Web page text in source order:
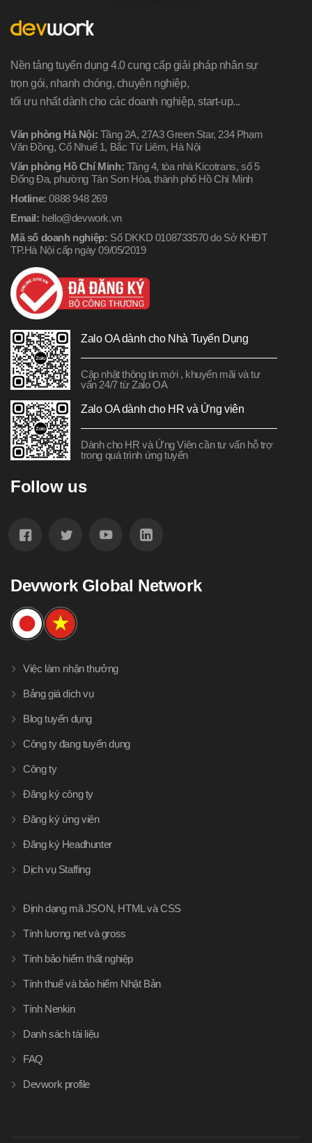
Nền tảng tuyển dụng 4.0 cung cấp giải pháp nhân sự
trọn gói, nhanh chóng, chuyên nghiệp,
tối ưu nhất dành cho các doanh nghiệp, start-up...
Văn phòng Hà Nội: Tầng 2A, 27A3 Green Star, 234 Phạm
Văn Đồng, Cổ Nhuế 1, Bắc Từ Liêm, Hà Nội
Văn phòng Hồ Chí Minh: Tầng 4, tòa nhà Kicotrans, số 5
Đống Đa, phường Tân Sơn Hòa, thành phố Hồ Chí Minh
Hotline: 0888 948 269
Email: hello@devwork.vn
Mã số doanh nghiệp: Số DKKD 0108733570 do Sở KHĐT
TP.Hà Nội cấp ngày 09/05/2019
Zalo OA dành cho Nhà Tuyển Dụng
Cập nhật thông tin mới , khuyến mãi và tư
vấn 24/7 từ Zalo OA
Zalo OA dành cho HR và Ứng viên
Dành cho HR và Ứng Viên cần tư vấn hỗ trợ
trong quá trình ứng tuyển
Follow us
Devwork Global Network
Việc làm nhận thưởng
Bảng giá dịch vụ
Blog tuyển dụng
Công ty đang tuyển dụng
Công ty
Đăng ký công ty
Đăng ký ứng viên
Đăng ký Headhunter
Dịch vụ Staffing
Định dạng mã JSON, HTML và CSS
Tính lương net và gross
Tính bảo hiểm thất nghiệp
Tính thuế và bảo hiểm Nhật Bản
Tính Nenkin
Danh sách tài liệu
FAQ
Devwork profile